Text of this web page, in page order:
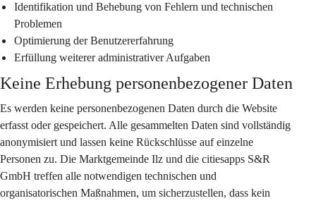
Identifikation und Behebung von Fehlern und technischen
Problemen
Optimierung der Benutzererfahrung
Erfüllung weiterer administrativer Aufgaben
Keine Erhebung personenbezogener Daten
Es werden keine personenbezogenen Daten durch die Website
erfasst oder gespeichert. Alle gesammelten Daten sind vollständig
anonymisiert und lassen keine Rückschlüsse auf einzelne
Personen zu. Die Marktgemeinde Ilz und die citiesapps S&R
GmbH treffen alle notwendigen technischen und
organisatorischen Maßnahmen, um sicherzustellen, dass kein